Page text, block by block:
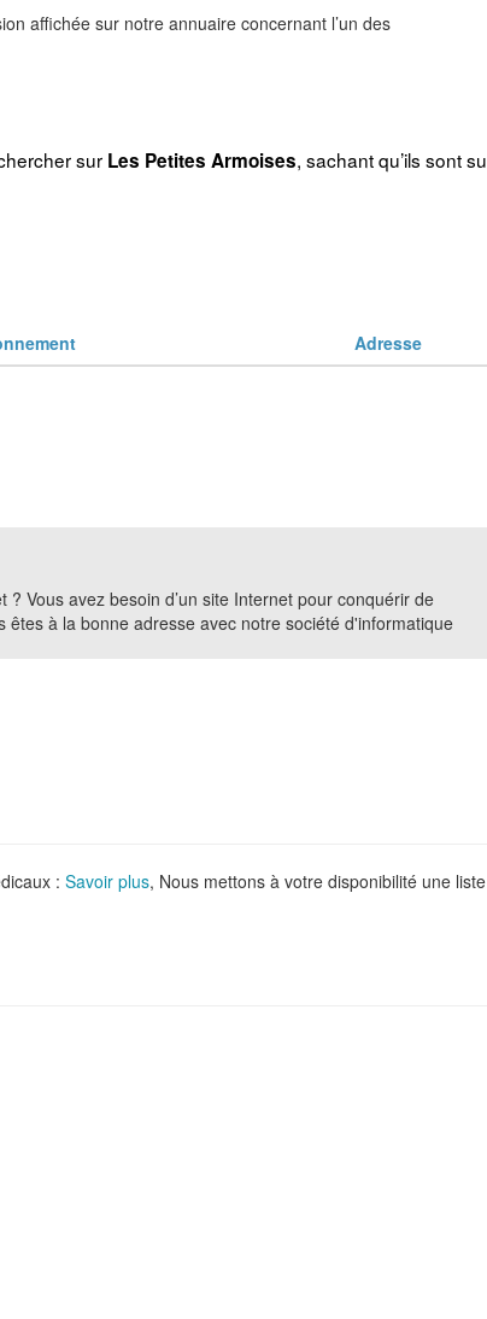
affichée sur notre annuaire concernant l’un des
sur Les Petites Armoises, sachant qu’ils sont
Adresse
Vous avez besoin d’un site Internet pour conquérir de
à la bonne adresse avec notre société d'informatique
: Savoir plus, Nous mettons à votre disponibilité une liste